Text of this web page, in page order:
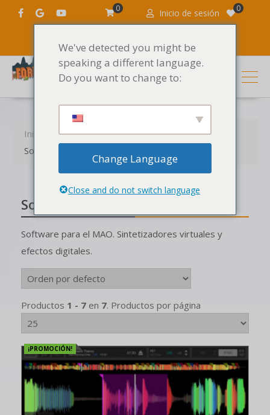
Inicio de sesión 0
0
Inicio Productos
Software DJ y MAO
Software MAO
Software MAO
Software para el MAO. Sintetizadores virtuales y
efectos digitales.
Productos 1 - 7 en 7. Productos por página
¡PROMOCIÓN!
We've detected you might be
speaking a different language.
Do you want to change to:
Change Language
Close and do not switch language